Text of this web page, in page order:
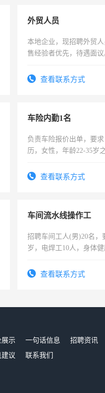
外贸人员
本地企业，现招聘外贸
售经验者优先，待遇面
查看联系方式
车险内勤1名
负责车险报价出单，要
历，女性，年龄22-35岁
试用期1-3个月，转正后
查看联系方式
车间流水线操作工
招聘车间工人(男)20名，
岁，电焊工10人，身体
宿，免费发放劳保用品，
查看联系方式
展示 一句话信息 招聘资讯
建议 联系我们